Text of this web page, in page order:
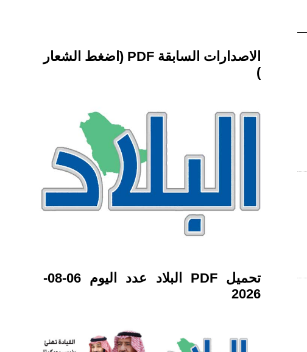
الاصدارات السابقة PDF (اضغط الشعار
)
تحميل PDF البلاد عدد اليوم 06-08-
2026